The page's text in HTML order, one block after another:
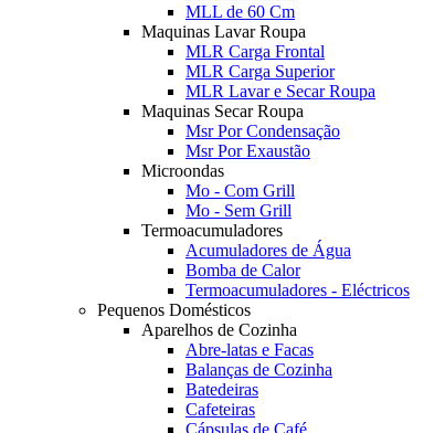
MLL de 60 Cm
Maquinas Lavar Roupa
MLR Carga Frontal
MLR Carga Superior
MLR Lavar e Secar Roupa
Maquinas Secar Roupa
Msr Por Condensação
Msr Por Exaustão
Microondas
Mo - Com Grill
Mo - Sem Grill
Termoacumuladores
Acumuladores de Água
Bomba de Calor
Termoacumuladores - Eléctricos
Pequenos Domésticos
Aparelhos de Cozinha
Abre-latas e Facas
Balanças de Cozinha
Batedeiras
Cafeteiras
Cápsulas de Café